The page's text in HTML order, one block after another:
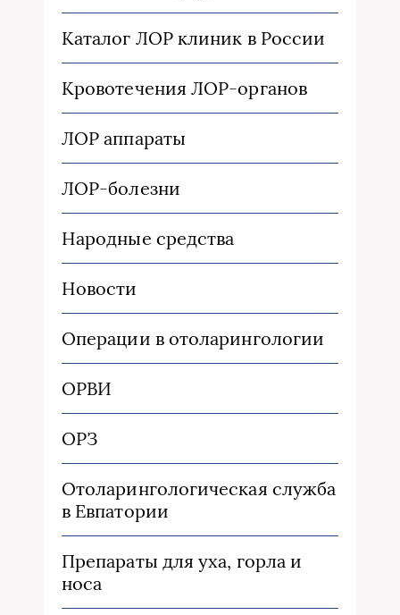
Каталог ЛОР клиник в России
Кровотечения ЛОР-органов
ЛОР аппараты
ЛОР-болезни
Народные средства
Новости
Операции в отоларингологии
ОРВИ
ОРЗ
Отоларингологическая служба
в Евпатории
Препараты для уха, горла и
носа